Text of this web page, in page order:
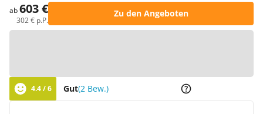
ab603 €
302 € p.P.
Zu den Angeboten
4.4 / 6 Gut(2 Bew.)